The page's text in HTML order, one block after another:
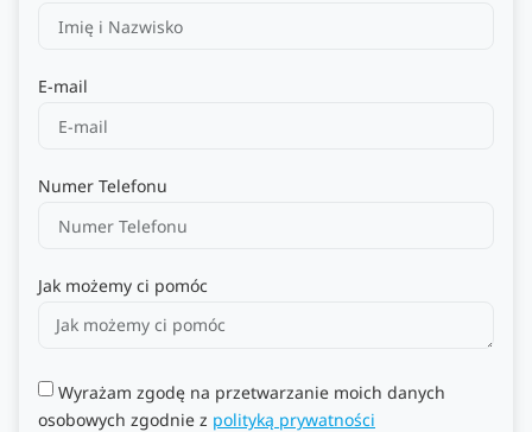
E-mail
Numer Telefonu
Jak możemy ci pomóc
Wyrażam zgodę na przetwarzanie moich danych
osobowych zgodnie z polityką prywatności